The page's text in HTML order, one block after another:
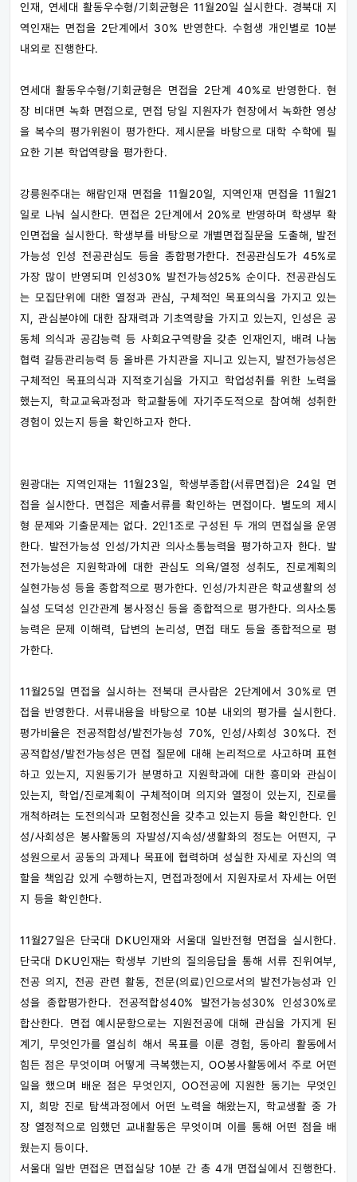
인재, 연세대 활동우수형/기회균형은 11월20일 실시한다. 경북대 지
역인재는 면접을 2단계에서 30% 반영한다. 수험생 개인별로 10분
내외로 진행한다.
연세대 활동우수형/기회균형은 면접을 2단계 40%로 반영한다. 현
장 비대면 녹화 면접으로, 면접 당일 지원자가 현장에서 녹화한 영상
을 복수의 평가위원이 평가한다. 제시문을 바탕으로 대학 수학에 필
요한 기본 학업역량을 평가한다.
강릉원주대는 해람인재 면접을 11월20일, 지역인재 면접을 11월21
일로 나눠 실시한다. 면접은 2단계에서 20%로 반영하며 학생부 확
인면접을 실시한다. 학생부를 바탕으로 개별면접질문을 도출해, 발전
가능성 인성 전공관심도 등을 종합평가한다. 전공관심도가 45%로
가장 많이 반영되며 인성30% 발전가능성25% 순이다. 전공관심도
는 모집단위에 대한 열정과 관심, 구체적인 목표의식을 가지고 있는
지, 관심분야에 대한 잠재력과 기초역량을 가지고 있는지, 인성은 공
동체 의식과 공감능력 등 사회요구역량을 갖춘 인재인지, 배려 나눔
협력 갈등관리능력 등 올바른 가치관을 지니고 있는지, 발전가능성은
구체적인 목표의식과 지적호기심을 가지고 학업성취를 위한 노력을
했는지, 학교교육과정과 학교활동에 자기주도적으로 참여해 성취한
경험이 있는지 등을 확인하고자 한다.
원광대는 지역인재는 11월23일, 학생부종합(서류면접)은 24일 면
접을 실시한다. 면접은 제출서류를 확인하는 면접이다. 별도의 제시
형 문제와 기출문제는 없다. 2인1조로 구성된 두 개의 면접실을 운영
한다. 발전가능성 인성/가치관 의사소통능력을 평가하고자 한다. 발
전가능성은 지원학과에 대한 관심도 의욕/열정 성취도, 진로계획의
실현가능성 등을 종합적으로 평가한다. 인성/가치관은 학교생활의 성
실성 도덕성 인간관계 봉사정신 등을 종합적으로 평가한다. 의사소통
능력은 문제 이해력, 답변의 논리성, 면접 태도 등을 종합적으로 평
가한다.
11월25일 면접을 실시하는 전북대 큰사람은 2단계에서 30%로 면
접을 반영한다. 서류내용을 바탕으로 10분 내외의 평가를 실시한다.
평가비율은 전공적합성/발전가능성 70%, 인성/사회성 30%다. 전
공적합성/발전가능성은 면접 질문에 대해 논리적으로 사고하며 표현
하고 있는지, 지원동기가 분명하고 지원학과에 대한 흥미와 관심이
있는지, 학업/진로계획이 구체적이며 의지와 열정이 있는지, 진로를
개척하려는 도전의식과 모험정신을 갖추고 있는지 등을 확인한다. 인
성/사회성은 봉사활동의 자발성/지속성/생활화의 정도는 어떤지, 구
성원으로서 공동의 과제나 목표에 협력하며 성실한 자세로 자신의 역
할을 책임감 있게 수행하는지, 면접과정에서 지원자로서 자세는 어떤
지 등을 확인한다.
11월27일은 단국대 DKU인재와 서울대 일반전형 면접을 실시한다.
단국대 DKU인재는 학생부 기반의 질의응답을 통해 서류 진위여부,
전공 의지, 전공 관련 활동, 전문(의료)인으로서의 발전가능성과 인
성을 종합평가한다. 전공적합성40% 발전가능성30% 인성30%로
합산한다. 면접 예시문항으로는 지원전공에 대해 관심을 가지게 된
계기, 무엇인가를 열심히 해서 목표를 이룬 경험, 동아리 활동에서
힘든 점은 무엇이며 어떻게 극복했는지, OO봉사활동에서 주로 어떤
일을 했으며 배운 점은 무엇인지, OO전공에 지원한 동기는 무엇인
지, 희망 진로 탐색과정에서 어떤 노력을 해왔는지, 학교생활 중 가
장 열정적으로 임했던 교내활동은 무엇이며 이를 통해 어떤 점을 배
웠는지 등이다.
서울대 일반 면접은 면접실당 10분 간 총 4개 면접실에서 진행한다.